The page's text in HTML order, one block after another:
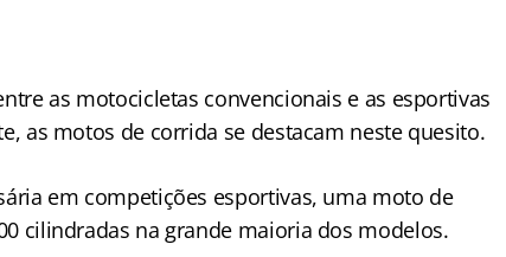
as motocicletas convencionais e as esportivas
as motos de corrida se destacam neste quesito.
em competições esportivas, uma moto de
cilindradas na grande maioria dos modelos.